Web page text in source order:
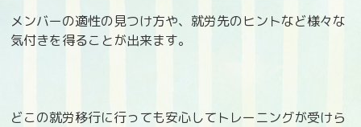
メンバーの適性の見つけ方や、就労先のヒントなど様々な
気付きを得ることが出来ます。
どこの就労移行に行っても安心してトレーニングが受けら